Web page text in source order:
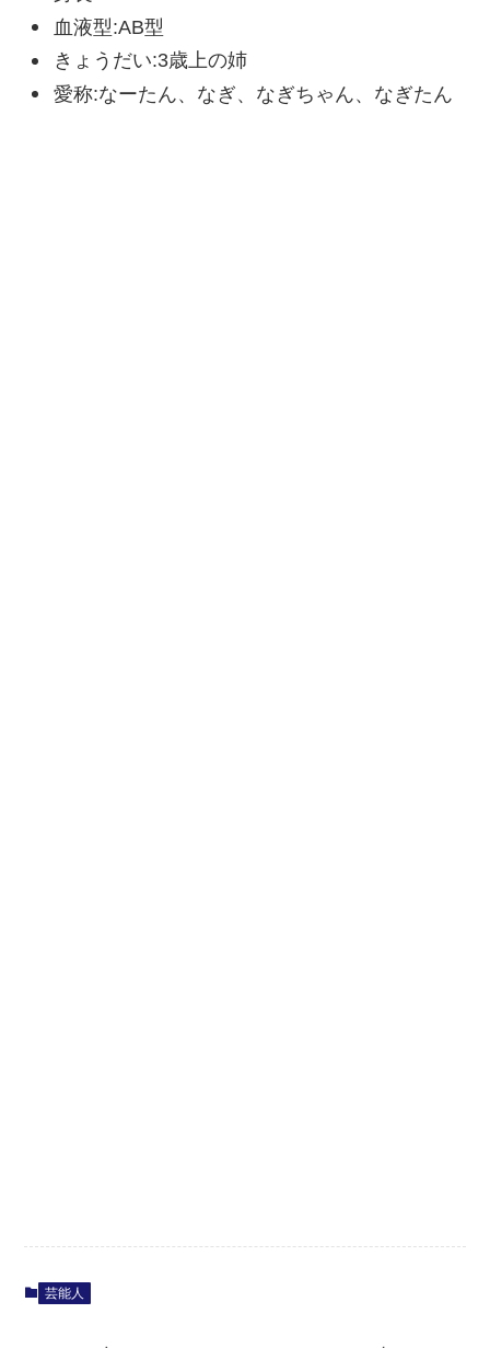
血液型:AB型
きょうだい:3歳上の姉
愛称:なーたん、なぎ、なぎちゃん、なぎたん
芸能人